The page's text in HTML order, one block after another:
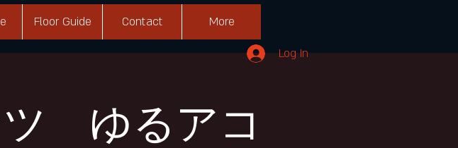
Floor Guide Contact More
Log In
ツ ゆるアコ